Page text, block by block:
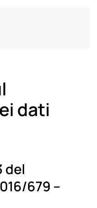
dati
del
679 –